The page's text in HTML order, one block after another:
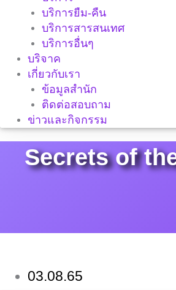
บริการยืม-คืน
บริการสารสนเทศ
บริการอื่นๆ
บริจาค
เกี่ยวกับเรา
ข้อมูลสำนัก
ติดต่อสอบถาม
ข่าวและกิจกรรม
Secrets of
03.08.65